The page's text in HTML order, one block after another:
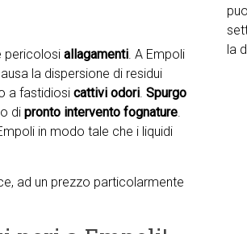
pericolosi allagamenti. A Empoli
la dispersione di residui
a fastidiosi cattivi odori. Spurgo
di pronto intervento fognature.
in modo tale che i liquidi
ad un prezzo particolarmente
la